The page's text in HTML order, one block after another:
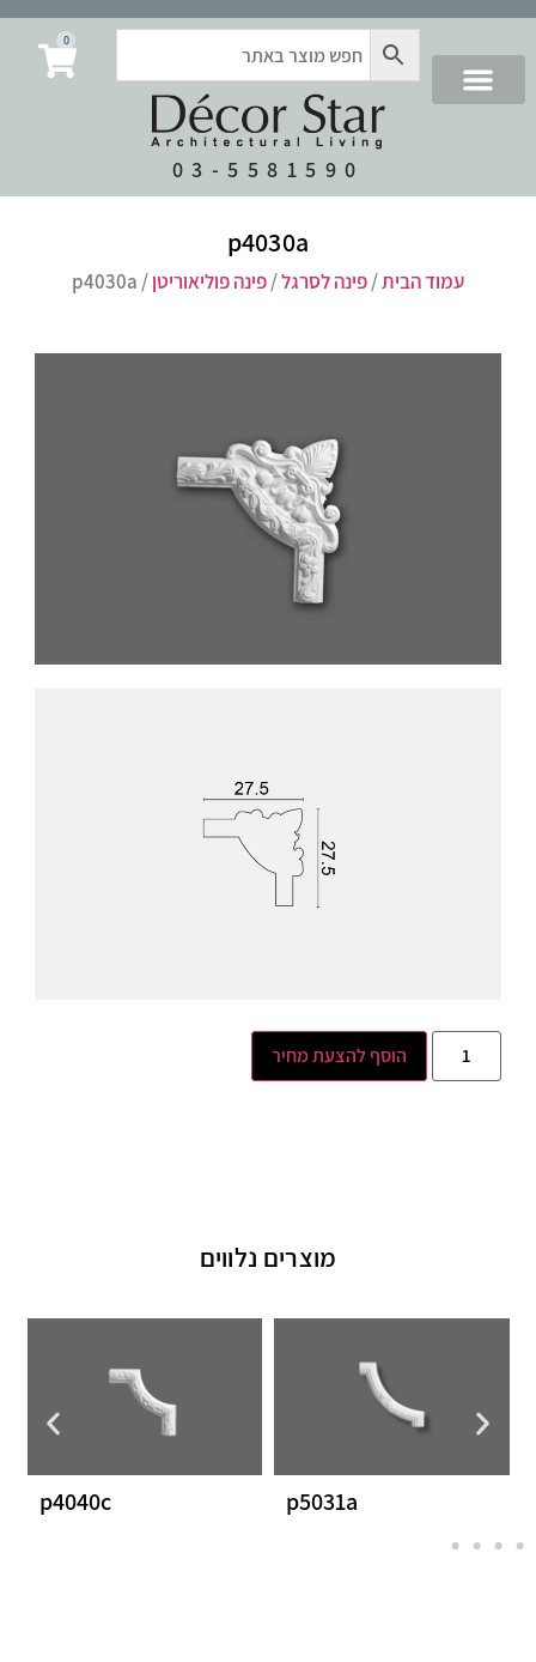
03-5581590
0
p4030a
עמוד הבית/פינה לסרגל/פינה פוליאוריטן/ p4030a
הוסף להצעת מחיר
מוצרים נלווים
p5031a
p4040c